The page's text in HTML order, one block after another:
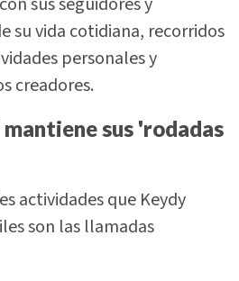
su vida cotidiana, recorridos
personales y
creadores.
sus 'rodadas
actividades que Keydy
son las llamadas